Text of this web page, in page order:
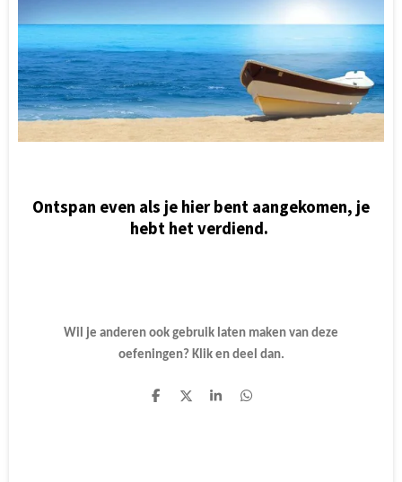
Ontspan even als je hier bent aangekomen, je
hebt het verdiend.
Wil je anderen ook gebruik laten maken van deze
oefeningen? Klik en deel dan.
D
D
S
D